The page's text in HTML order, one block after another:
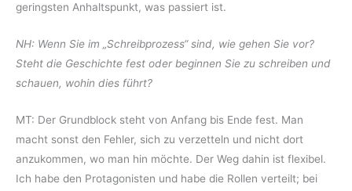
geringsten Anhaltspunkt, was passiert ist.
NH: Wenn Sie im „Schreibprozess“ sind, wie gehen Sie vor?
Steht die Geschichte fest oder beginnen Sie zu schreiben und
schauen, wohin dies führt?
MT: Der Grundblock steht von Anfang bis Ende fest. Man
macht sonst den Fehler, sich zu verzetteln und nicht dort
anzukommen, wo man hin möchte. Der Weg dahin ist flexibel.
Ich habe den Protagonisten und habe die Rollen verteilt; bei